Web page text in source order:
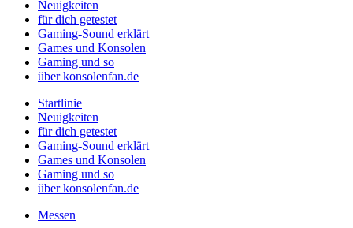
Neuigkeiten
für dich getestet
Gaming-Sound erklärt
Games und Konsolen
Gaming und so
über konsolenfan.de
Startlinie
Neuigkeiten
für dich getestet
Gaming-Sound erklärt
Games und Konsolen
Gaming und so
über konsolenfan.de
Messen